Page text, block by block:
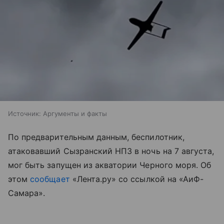
Источник: Аргументы и факты
По предварительным данным, беспилотник,
атаковавший Сызранский НПЗ в ночь на 7 августа,
мог быть запущен из акватории Черного моря. Об
этом сообщает «Лента.ру» со ссылкой на «АиФ-
Самара».